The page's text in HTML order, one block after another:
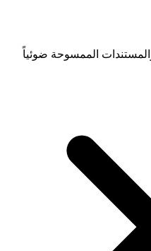
الممسوحة ضوئياً